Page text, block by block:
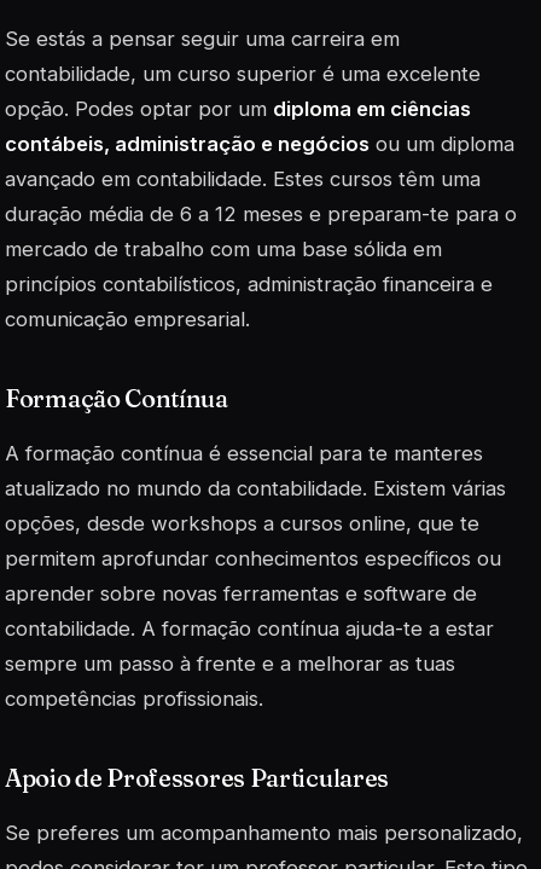
Se estás a pensar seguir uma carreira em
contabilidade, um curso superior é uma excelente
opção. Podes optar por um diploma em ciências
contábeis, administração e negócios ou um diploma
avançado em contabilidade. Estes cursos têm uma
duração média de 6 a 12 meses e preparam-te para o
mercado de trabalho com uma base sólida em
princípios contabilísticos, administração financeira e
comunicação empresarial.
Formação Contínua
A formação contínua é essencial para te manteres
atualizado no mundo da contabilidade. Existem várias
opções, desde workshops a cursos online, que te
permitem aprofundar conhecimentos específicos ou
aprender sobre novas ferramentas e software de
contabilidade. A formação contínua ajuda-te a estar
sempre um passo à frente e a melhorar as tuas
competências profissionais.
Apoio de Professores Particulares
Se preferes um acompanhamento mais personalizado,